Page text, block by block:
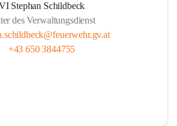
Stephan Schildbeck
des Verwaltungsdienst
+43 650 3844755